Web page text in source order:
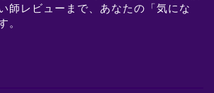
師レビューまで、あなたの「気にな
。